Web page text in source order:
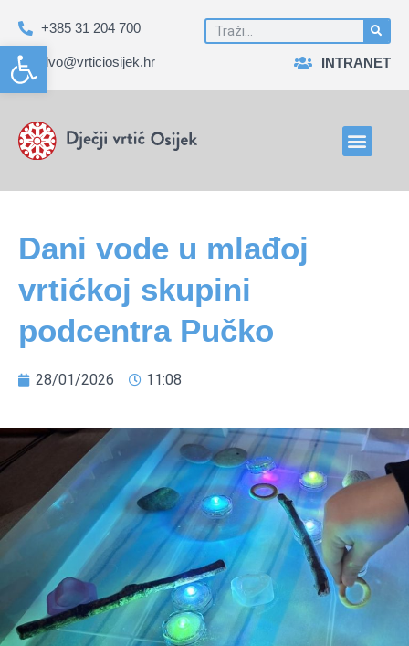
Open toolbar
+385 31 204 700
dvo@vrticiosijek.hr INTRANET
Dani vode u mlađoj
vrtićkoj skupini
podcentra Pučko
28/01/2026 11:08